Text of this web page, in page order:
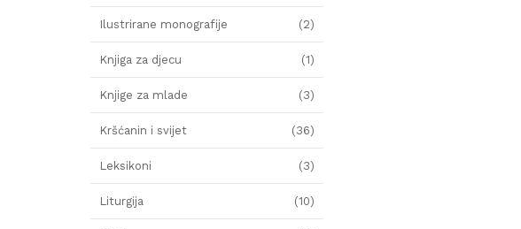
Ilustrirane monografije (2)
Knjiga za djecu (1)
Knjige za mlade (3)
Kršćanin i svijet (36)
Leksikoni (3)
Liturgija (10)